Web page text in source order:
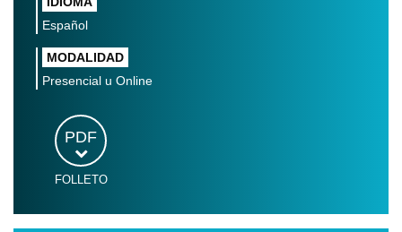
Español
MODALIDAD
Presencial u Online
PDF
FOLLETO